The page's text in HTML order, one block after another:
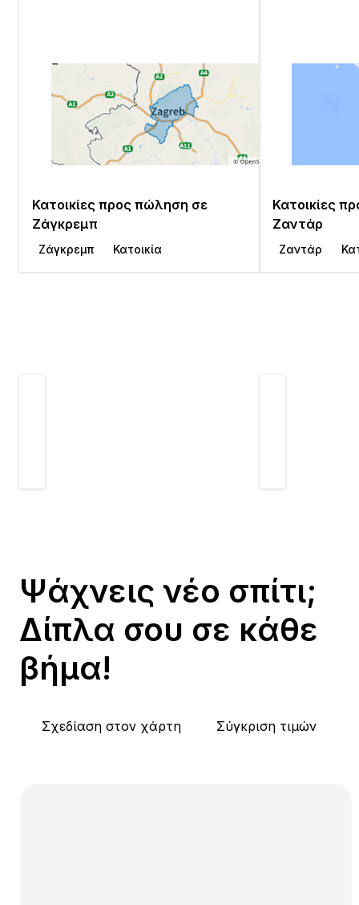
Κατοικίες προς πώληση σε
Ζάγκρεμπ
Ζάγκρεμπ Κατοικία
Κατοικίες
Ζαντάρ
Ζαντάρ
Ψάχνεις νέο σπίτι;
Δίπλα σου σε κάθε
βήμα!
Σχεδίαση στον χάρτη Σύγκριση τιμών